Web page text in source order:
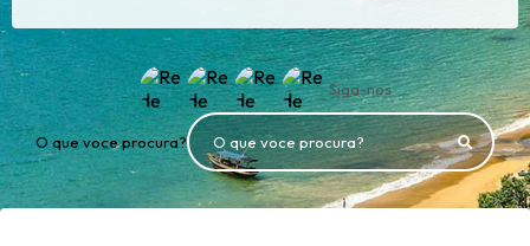
Siga-nos
O que voce procura?